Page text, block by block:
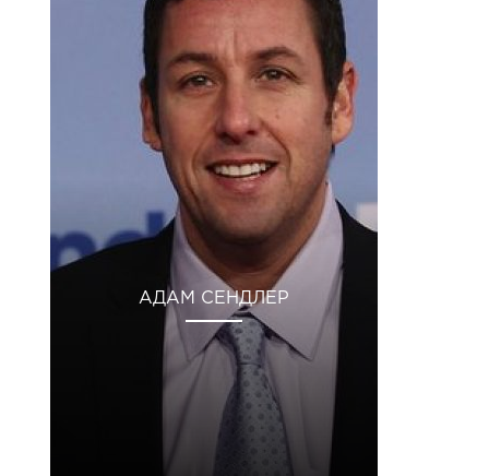
АДАМ СЕНДЛЕР